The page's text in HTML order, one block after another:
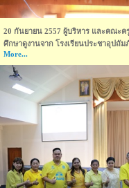
20 กันยายน 2557 ผู้บริหาร และคณะ
ศึกษาดูงานจาก โรงเรียนประชาอุปถั
More...